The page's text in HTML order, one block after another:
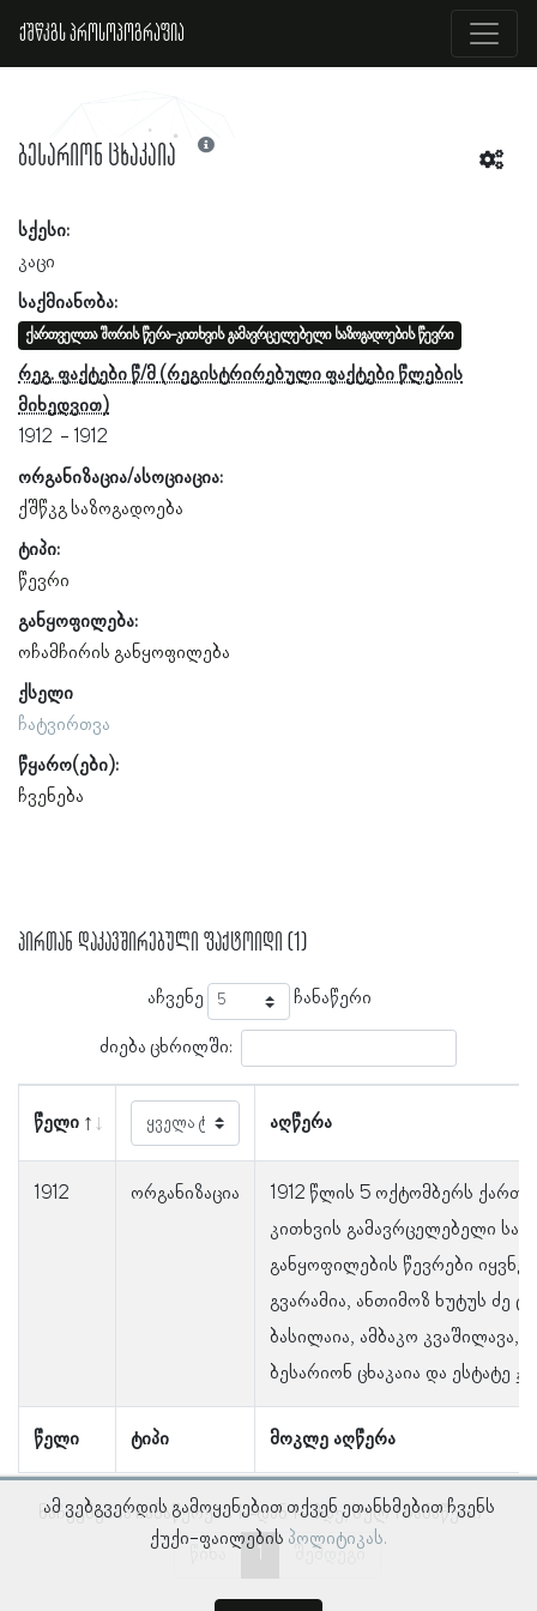
ქშწკგს პროსოპოგრაფია
ბესარიონ ცხაკაია
სქესი:
კაცი
საქმიანობა:
ქართველთა შორის წერა-კითხვის გამავრცელებელი საზოგადოების წევრი
რეგ. ფაქტები წ/მ
1912
1912
ორგანიზაცია/ასოციაცია:
ქშწკგ საზოგადოება
ტიპი:
წევრი
განყოფილება:
ოჩამჩირის განყოფილება
ქსელი
ჩატვირთვა
წყარო(ები):
ჩვენება
პირთან დაკავშირებული ფაქტოიდი (1)
აჩვენე ჩანაწერი
ძიება ცხრილში:
წელი აღწერა
წელი ტიპი მოკლე აღწერა
1912 ორგანიზაცია
1912 წლის 5 ოქტომბერს
კითხვის გამავრცელებელი
განყოფილების წევრები
გვარამია, ანთიმოზ ხუტუს ძე
ბასილაია, ამბაკო კვაშილავა,
ბესარიონ ცხაკაია და ესტატე
ნაჩვენებია ჩანაწერები 1–დან 1–მდე, სულ 1 ჩანაწერი
წინა
შემდეგი
ამ ვებგვერდის გამოყენებით თქვენ ეთანხმებით ჩვენს
ქუქი-ფაილების პოლიტიკას.